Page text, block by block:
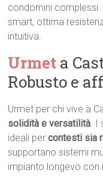
condomini
smart, ottima
intuitiva.
Urmet a
Robusto e
Urmet per chi vive a
solidità e versatilità. I
ideali percontesti sia
supportano sistemi
impianto longevo con